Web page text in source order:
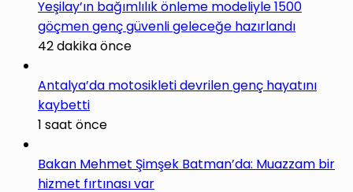
Yeşilay’ın bağımlılık önleme modeliyle 1500
göçmen genç güvenli geleceğe hazırlandı
42 dakika önce
Antalya’da motosikleti devrilen genç hayatını
kaybetti
1 saat önce
Bakan Mehmet Şimşek Batman’da: Muazzam bir
hizmet fırtınası var